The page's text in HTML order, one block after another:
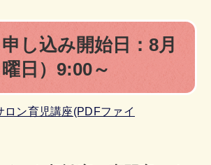
し込み開始日：8月
日）9:00～
ロン育児講座(PDFファイ